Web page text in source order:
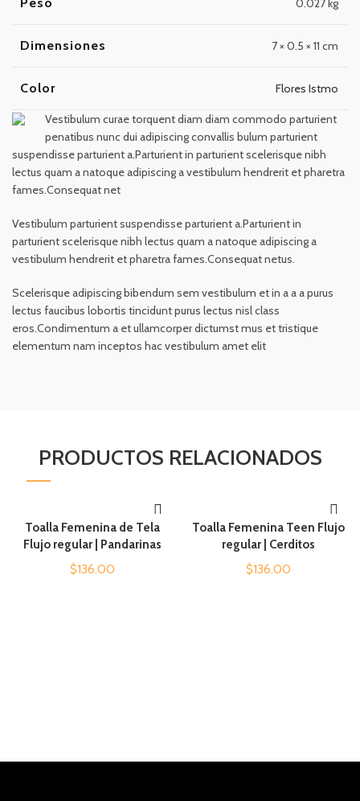
0.027 kg
Dimensiones 7 × 0.5 × 11 cm
Color Flores Istmo
Vestibulum curae torquent diam diam commodo parturient
penatibus nunc dui adipiscing convallis bulum parturient
suspendisse parturient a.Parturient in parturient scelerisque nibh
lectus quam a natoque adipiscing a vestibulum hendrerit et pharetra
fames.Consequat net
Vestibulum parturient suspendisse parturient a.Parturient in
parturient scelerisque nibh lectus quam a natoque adipiscing a
vestibulum hendrerit et pharetra fames.Consequat netus.
Scelerisque adipiscing bibendum sem vestibulum et in a a a purus
lectus faucibus lobortis tincidunt purus lectus nisl class
eros.Condimentum a et ullamcorper dictumst mus et tristique
elementum nam inceptos hac vestibulum amet elit
PRODUCTOS RELACIONADOS
AÑADIR AL CARRITO
Toalla Femenina de Tela
Flujo regular | Pandarinas
$136.00
AÑADIR AL CARRITO
Toalla Femenina Teen Flujo
regular | Cerditos
$136.00